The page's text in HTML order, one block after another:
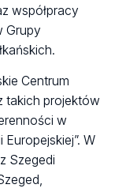
współpracy
Grupy
Centrum
takich projektów
w
W
Szegedi